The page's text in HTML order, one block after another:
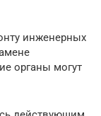
инженерных
органы могут